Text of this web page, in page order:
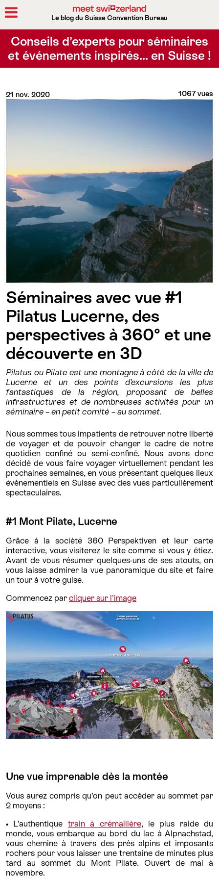
Le blog du Suisse Convention Bureau
Conseils d’experts pour séminaires
et événements inspirés… en Suisse !
21 nov. 2020 1067 vues
Séminaires avec vue #1
Pilatus Lucerne, des
perspectives à 360° et une
découverte en 3D
Pilatus ou Pilate est une montagne à côté de la ville de
Lucerne et un des points d’excursions les plus
fantastiques de la région, proposant de belles
infrastructures et de nombreuses activités pour un
séminaire – en petit comité – au sommet.
Nous sommes tous impatients de retrouver notre liberté
de voyager et de pouvoir changer le cadre de notre
quotidien confiné ou semi-confiné. Nous avons donc
décidé de vous faire voyager virtuellement pendant les
prochaines semaines, en vous présentant quelques lieux
événementiels en Suisse avec des vues particulièrement
spectaculaires.
#1 Mont Pilate, Lucerne
Grâce à la société 360 Perspektiven et leur carte
interactive, vous visiterez le site comme si vous y étiez.
Avant de vous résumer quelques-uns de ses atouts, on
vous laisse admirer la vue panoramique du site et faire
un tour à votre guise.
Commencez par cliquer sur l’image
Une vue imprenable dès la montée
Vous aurez compris qu’on peut accéder au sommet par
2 moyens :
• L’authentique train à crémaillère, le plus raide du
monde, vous embarque au bord du lac à Alpnachstad,
vous chemine à travers des prés alpins et imposants
rochers pour vous laisser une trentaine de minutes plus
tard au sommet du Mont Pilate. Ouvert de mai à
novembre.